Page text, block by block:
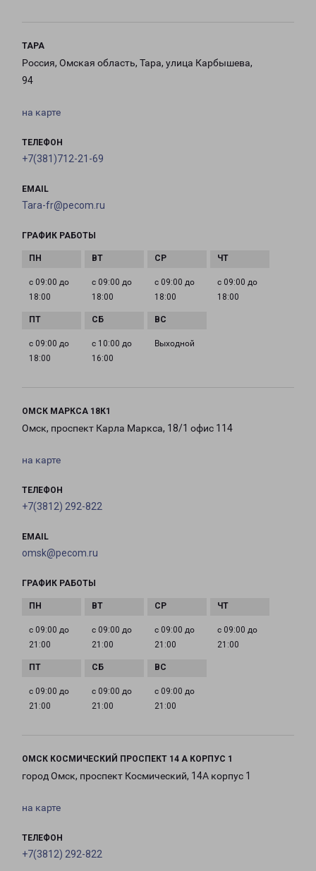
ТАРА
Россия, Омская область, Тара, улица Карбышева,
94
на карте
ТЕЛЕФОН
+7(381)712-21-69
EMAIL
Tara-fr@pecom.ru
ГРАФИК РАБОТЫ
с 09:00 до
18:00
с 09:00 до
18:00
с 09:00 до
18:00
с 09:00 до
18:00
с 09:00 до
18:00
с 10:00 до
16:00
Выходной
ОМСК МАРКСА 18К1
Омск, проспект Карла Маркса, 18/1 офис 114
на карте
ТЕЛЕФОН
+7(3812) 292-822
EMAIL
omsk@pecom.ru
ГРАФИК РАБОТЫ
с 09:00 до
21:00
с 09:00 до
21:00
с 09:00 до
21:00
с 09:00 до
21:00
с 09:00 до
21:00
с 09:00 до
21:00
с 09:00 до
21:00
ОМСК КОСМИЧЕСКИЙ ПРОСПЕКТ 14 А КОРПУС 1
город Омск, проспект Космический, 14А корпус 1
на карте
ТЕЛЕФОН
+7(3812) 292-822